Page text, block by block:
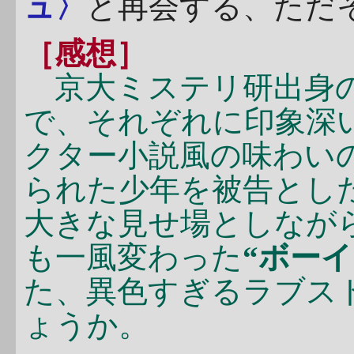
ュ〉
と再会する、た
［感想］
京大ミステリ研出身
で、それぞれに印象深
クター小説風の味わい
られた少年を被告とし
大きな見せ場としなが
も一風変わった“ボー
た、異色すぎるラブス
ょうか。